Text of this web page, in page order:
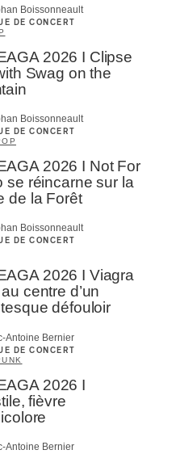
Boissonneault
DE CONCERT
2026 I Clipse
Swag on the
Boissonneault
DE CONCERT
2026 I Not For
se réincarne sur la
de la Forêt
Boissonneault
DE CONCERT
2026 I Viagra
centre d’un
défouloir
Antoine Bernier
DE CONCERT
2026 I
fièvre
Antoine Bernier